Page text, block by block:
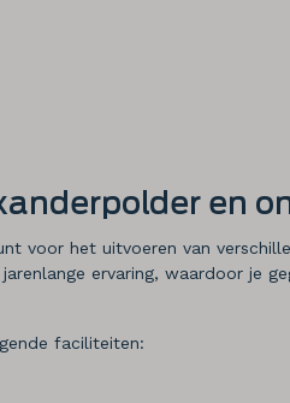
en
voor het uitvoeren van
ervaring, waardoor je
faciliteiten: